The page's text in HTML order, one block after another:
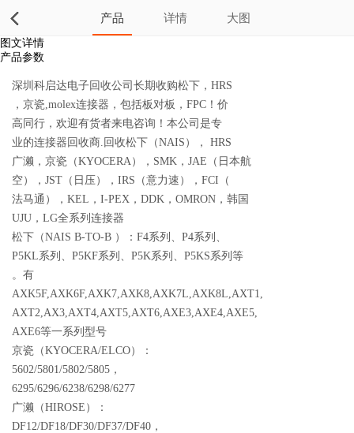
产品 详情 大图
图文详情
产品参数
深圳科启达电子回收公司长期收购松下，HRS
，京瓷,molex连接器，包括板对板，FPC！价
高同行，欢迎有货者来电咨询！本公司是专
业的连接器回收商.回收松下（NAIS）， HRS
广濑，京瓷（KYOCERA），SMK，JAE（日本航
空），JST（日压），IRS（意力速），FCI（
法马通），KEL，I-PEX，DDK，OMRON，韩国
UJU，LG全系列连接器
松下（NAIS B-TO-B ）：F4系列、P4系列、
P5KL系列、P5KF系列、P5K系列、P5KS系列等
。有
AXK5F,AXK6F,AXK7,AXK8,AXK7L,AXK8L,AXT1,
AXT2,AX3,AXT4,AXT5,AXT6,AXE3,AXE4,AXE5,
AXE6等一系列型号
京瓷（KYOCERA/ELCO）：
5602/5801/5802/5805，
6295/6296/6238/6298/6277
广濑（HIROSE）：
DF12/DF18/DF30/DF37/DF40，